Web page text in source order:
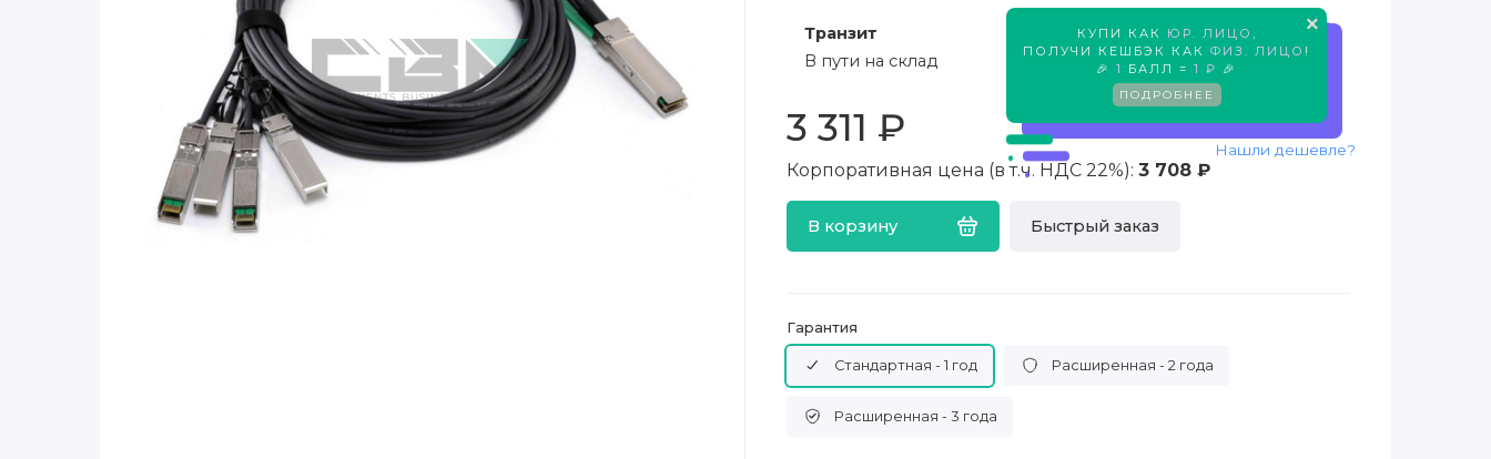
×
КУПИ КАК ЮР. ЛИЦО
ПОЛУЧИ КЕШБЭК КАК ФИЗ. ЛИЦО !
🎉 1 БАЛЛ = 1 ₽ 🎉
ПОДРОБНЕЕ
Транзит
Предзаказ
В пути на склад
3 311 ₽
Корпоративная цена (в т.ч. НДС 22%): 3 708 ₽
В корзину Быстрый заказ
Нашли дешевле?
Гарантия
Стандартная - 1 год Расширенная - 2 года
Расширенная - 3 года